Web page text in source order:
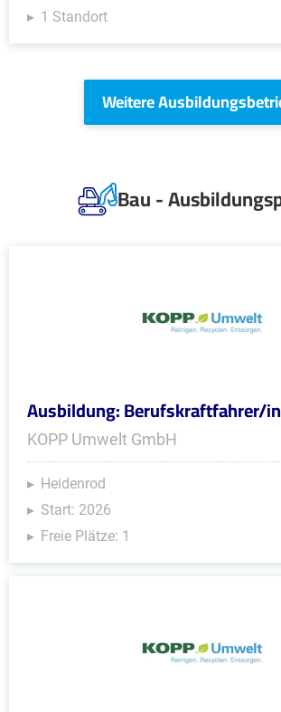
1 Standort
Weitere
Bau -
Ausbildung: Berufskraftfahrer/
KOPP Umwelt GmbH
Heidenrod
Start: 2026
Freie Plätze: 1